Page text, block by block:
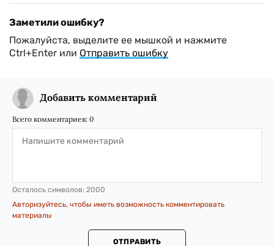
Заметили ошибку?
Пожалуйста, выделите ее мышкой и нажмите
Ctrl+Enter или Отправить ошибку
Добавить комментарий
Всего комментариев: 0
Осталось символов: 2000
Авторизуйтесь, чтобы иметь возможность комментировать
материалы
ОТПРАВИТЬ